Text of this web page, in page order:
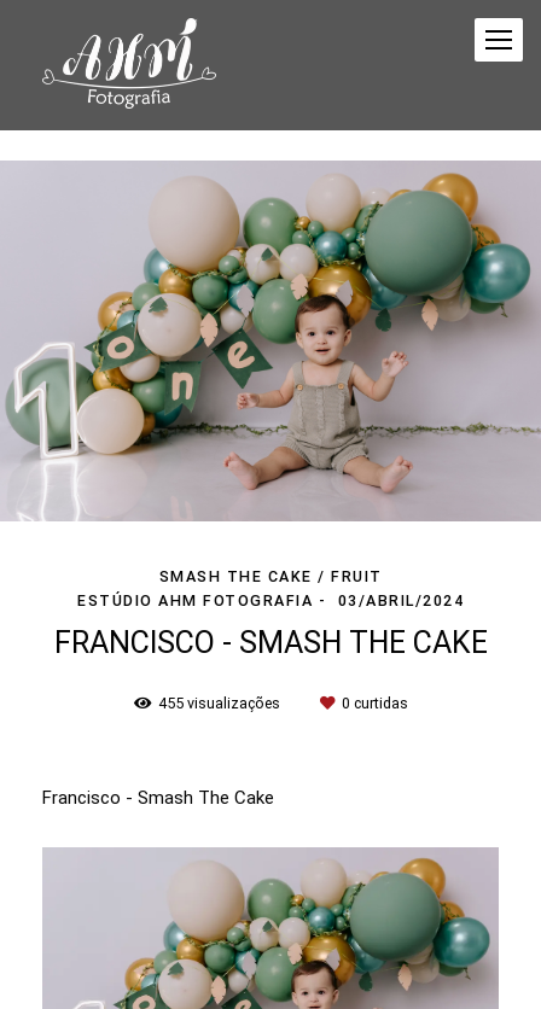
SMASH THE CAKE / FRUIT
ESTÚDIO AHM FOTOGRAFIA
03/ABRIL/2024
FRANCISCO - SMASH THE CAKE
455visualizações 0 curtidas
Francisco - Smash The Cake